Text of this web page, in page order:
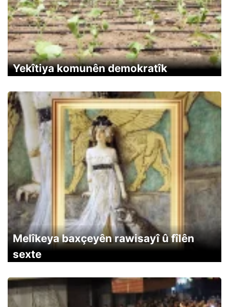
Yekîtiya komunên demokratîk
Melîkeya baxçeyên rawisayî û fîlên
sexte